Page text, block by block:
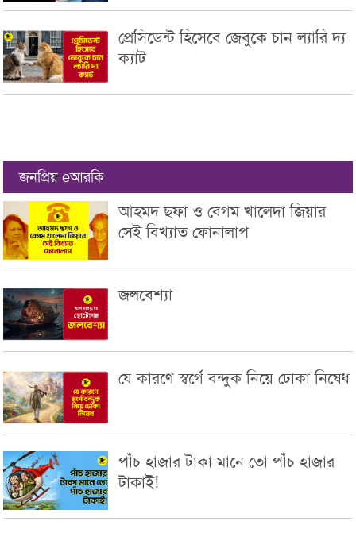
প্রেসিডেন্ট হিসেবে জেবুকে চান ল্যারি দ্য
ক্যাট
জনপ্রিয় eআরকি
আহমদ ছফা ও বেগম খালেদা জিয়ার
সেই বিখ্যাত ফোনালাপ
জলবেশ্যা
যে কারণে স্বর্গে বন্দুক নিয়ে ঢোকা নিষেধ
পাঁচ হাজার টাকা মানে তো পাঁচ হাজার
টাকাই!